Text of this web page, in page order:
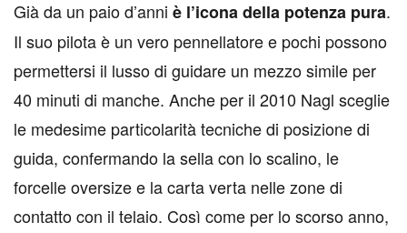
Già da un paio d’anni è l’icona della potenza pura.
Il suo pilota è un vero pennellatore e pochi possono
permettersi il lusso di guidare un mezzo simile per
40 minuti di manche. Anche per il 2010 Nagl sceglie
le medesime particolarità tecniche di posizione di
guida, confermando la sella con lo scalino, le
forcelle oversize e la carta verta nelle zone di
contatto con il telaio. Così come per lo scorso anno,